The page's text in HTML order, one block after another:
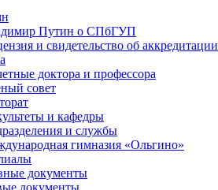
Путин о СПбГУП
и свидетельство об аккредитации
доктора и профессора
совет
и кафедры
и службы
гимназия «Ольгино»
документы
документы